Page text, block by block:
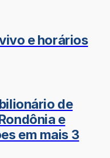
e horários
de
e
em mais 3